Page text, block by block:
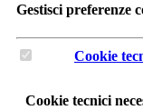
Gestisci preferenze
Cookie
Cookie tecnici